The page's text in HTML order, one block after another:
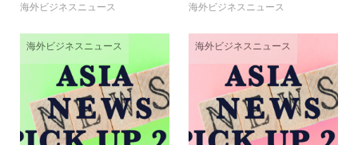
海外ビジネスニュース
海外ビジネスニュース
海外ビジネスニュース 海外ビジネスニュース